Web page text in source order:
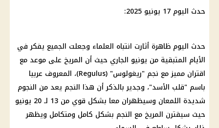
حدث اليوم 17 يونيو 2025:
حدث اليوم ظاهرة أثارت انتباه العلماء وجعلت الجميع يفكر في
الأيام المتبقية من يونيو الجاري حيث أن المريخ على موعد مع
اقتران مميز مع نجم "ريغولوس" (Regulus)، المعروف عربيا
باسم "قلب الأسد"، وجدير بالذكر أن هذا النجم يعد من النجوم
شديدة اللمعان وسيظهران معا بشكل قوي من 13 لـ 20 يونيو
حيث سيقترن المريخ مع النجم بشكل كامل ومتكامل ويظهر